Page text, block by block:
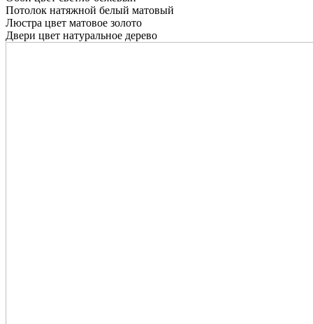
Потолок натяжной белый матовый
Люстра цвет матовое золото
Двери цвет натуральное дерево